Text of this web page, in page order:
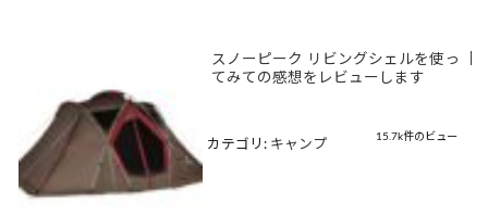
スノーピーク リビングシェルを使っ
てみての感想をレビューします
15.7k件のビュー
カテゴリ: キャンプ